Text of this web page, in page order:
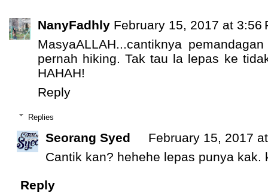
NanyFadhly February 15, 2017 at 3:56
MasyaALLAH...cantiknya
pernah hiking. Tak tau la lepas ke
HAHAH!
Reply
Replies
Seorang Syed
February 15, 2017
Cantik kan? hehehe lepas punya kak.
Reply